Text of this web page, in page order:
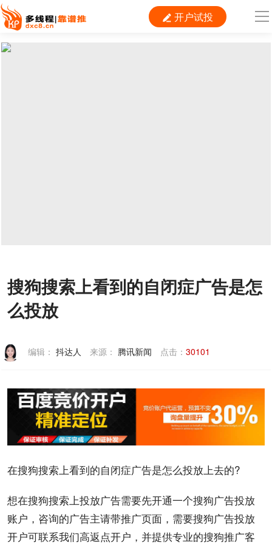
 开户试投
导
联系我们
搜狗搜索上看到的自闭症广告是怎
么投放
编辑： 抖达人 来源： 腾讯新闻 点击： 30101
在搜狗搜索上看到的自闭症广告是怎么投放上去的?
想在搜狗搜索上投放广告需要先开通一个搜狗广告投放
账户 ，咨询的广告主请带推广页面，需要搜狗广告投放
开户可联系我们高返点开户，并提供专业的搜狗推广客